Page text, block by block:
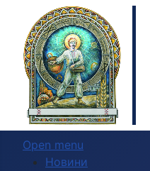
Open menu
Новини